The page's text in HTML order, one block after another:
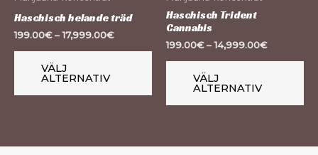
Haschisch helande träd
199.00€–17,999.00€
VÄLJ
ALTERNATIV
alternativen
kan
väljas
produktsidan
Haschisch Trident
Cannabis
199.00€–14,999.00€
VÄLJ
ALTERNATIV